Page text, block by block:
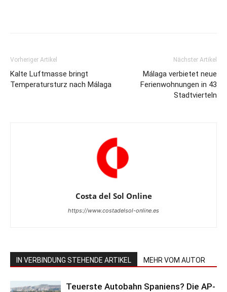
Vorheriger Artikel
Kalte Luftmasse bringt
Temperatursturz nach Málaga
Nächster Artikel
Málaga verbietet neue
Ferienwohnungen in 43
Stadtvierteln
Costa del Sol Online
https://www.costadelsol-online.es
IN VERBINDUNG STEHENDE ARTIKEL MEHR VOM AUTOR
Teuerste Autobahn Spaniens? Die AP-